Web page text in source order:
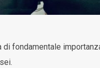
fondamentale